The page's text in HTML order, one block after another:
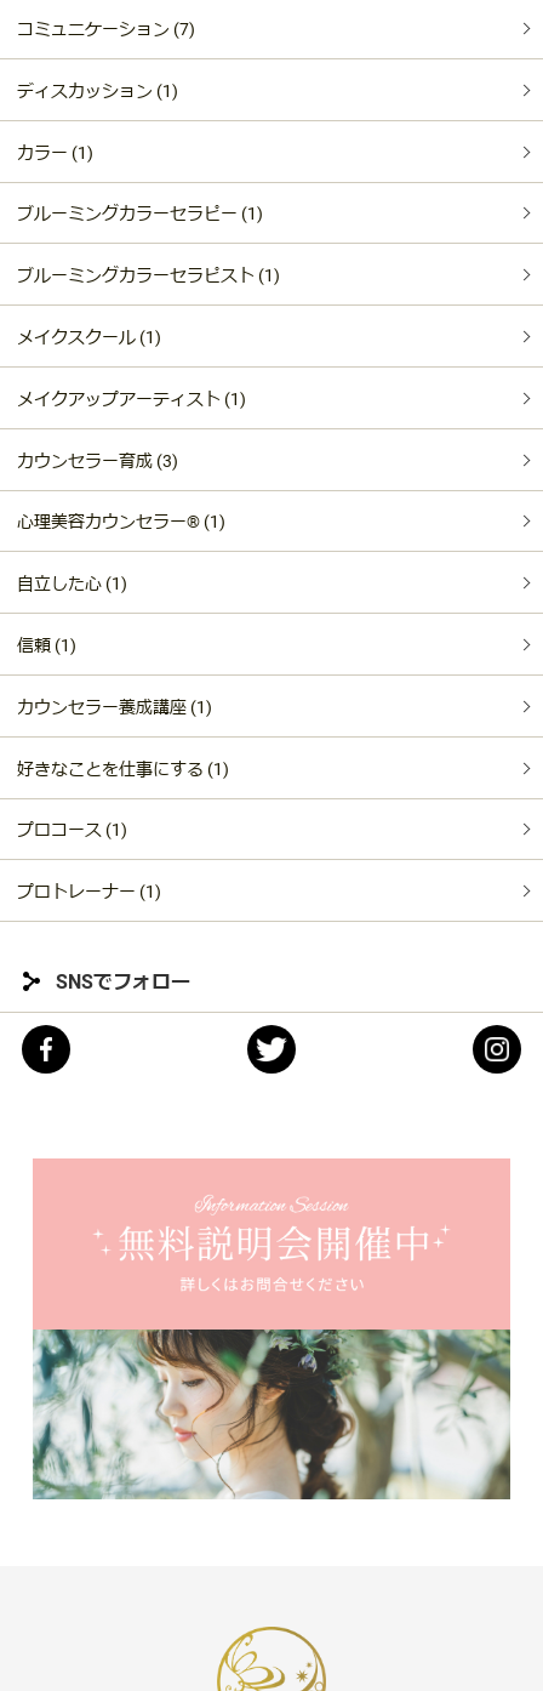
コミュニケーション (7)
ディスカッション (1)
カラー (1)
ブルーミングカラーセラピー (1)
ブルーミングカラーセラピスト (1)
メイクスクール (1)
メイクアップアーティスト (1)
カウンセラー育成 (3)
心理美容カウンセラー®︎ (1)
自立した心 (1)
信頼 (1)
カウンセラー養成講座 (1)
好きなことを仕事にする (1)
プロコース (1)
プロトレーナー (1)
SNSでフォロー